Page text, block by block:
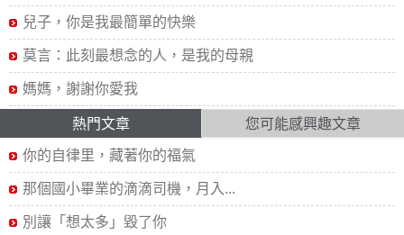
兒子，你是我最簡單的快樂
莫言：此刻最想念的人，是我的母親
媽媽，謝謝你愛我
熱門文章 您可能感興趣文章
你的自律里，藏著你的福氣
那個國小畢業的滴滴司機，月入...
別讓「想太多」毀了你